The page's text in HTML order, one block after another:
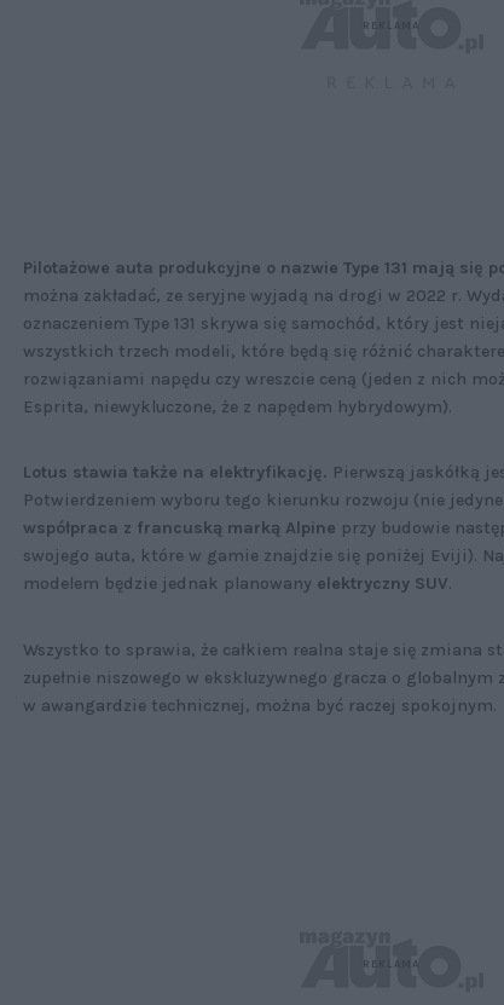
Pilotażowe auta produkcyjne o nazwie Type 131 mają się
można zakładać, ze seryjne wyjadą na drogi w 2022 r.
oznaczeniem Type 131 skrywa się samochód, który jest
wszystkich trzech modeli, które będą się różnić
rozwiązaniami napędu czy wreszcie ceną (jeden z nich
Esprita, niewykluczone, że z napędem hybrydowym).
Lotus stawia także na elektryfikację. Pierwszą jaskółką
Potwierdzeniem wyboru tego kierunku rozwoju (nie
współpraca z francuską marką Alpine przy budowie
swojego auta, które w gamie znajdzie się poniżej Eviji).
modelem będzie jednak planowany elektryczny SUV.
Wszystko to sprawia, że całkiem realna staje się zmiana
zupełnie niszowego w ekskluzywnego gracza o globalnym
w awangardzie technicznej, można być raczej spokojnym.